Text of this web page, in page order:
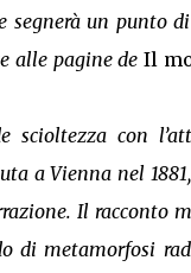
segnerà un punto
alle pagine de Il
scioltezza con
a Vienna nel
Il racconto
di metamorfosi